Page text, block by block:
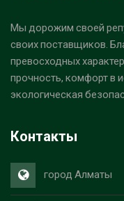
Мы дорожим своей
своих поставщиков.
превосходных
прочность, комфорт в
экологическая
Контакты
город Алматы